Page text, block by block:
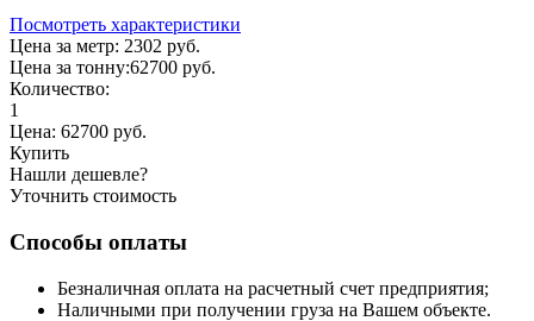
Посмотреть характеристики
Цена за метр: 2302 руб.
Цена за тонну:62700 руб.
Количество:
1
Цена: 62700 руб.
Купить
Нашли дешевле?
Уточнить стоимость
Способы оплаты
Безналичная оплата на расчетный счет предприятия;
Наличными при получении груза на Вашем объекте.